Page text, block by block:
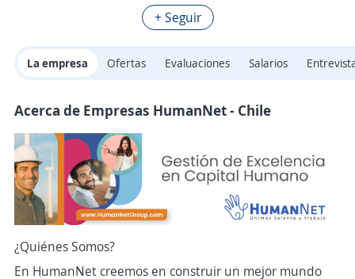
+ Seguir
La empresa Ofertas Evaluaciones Salarios
Acerca de Empresas HumanNet - Chile
¿Quiénes Somos?
En HumanNet creemos en construir un mejor mundo